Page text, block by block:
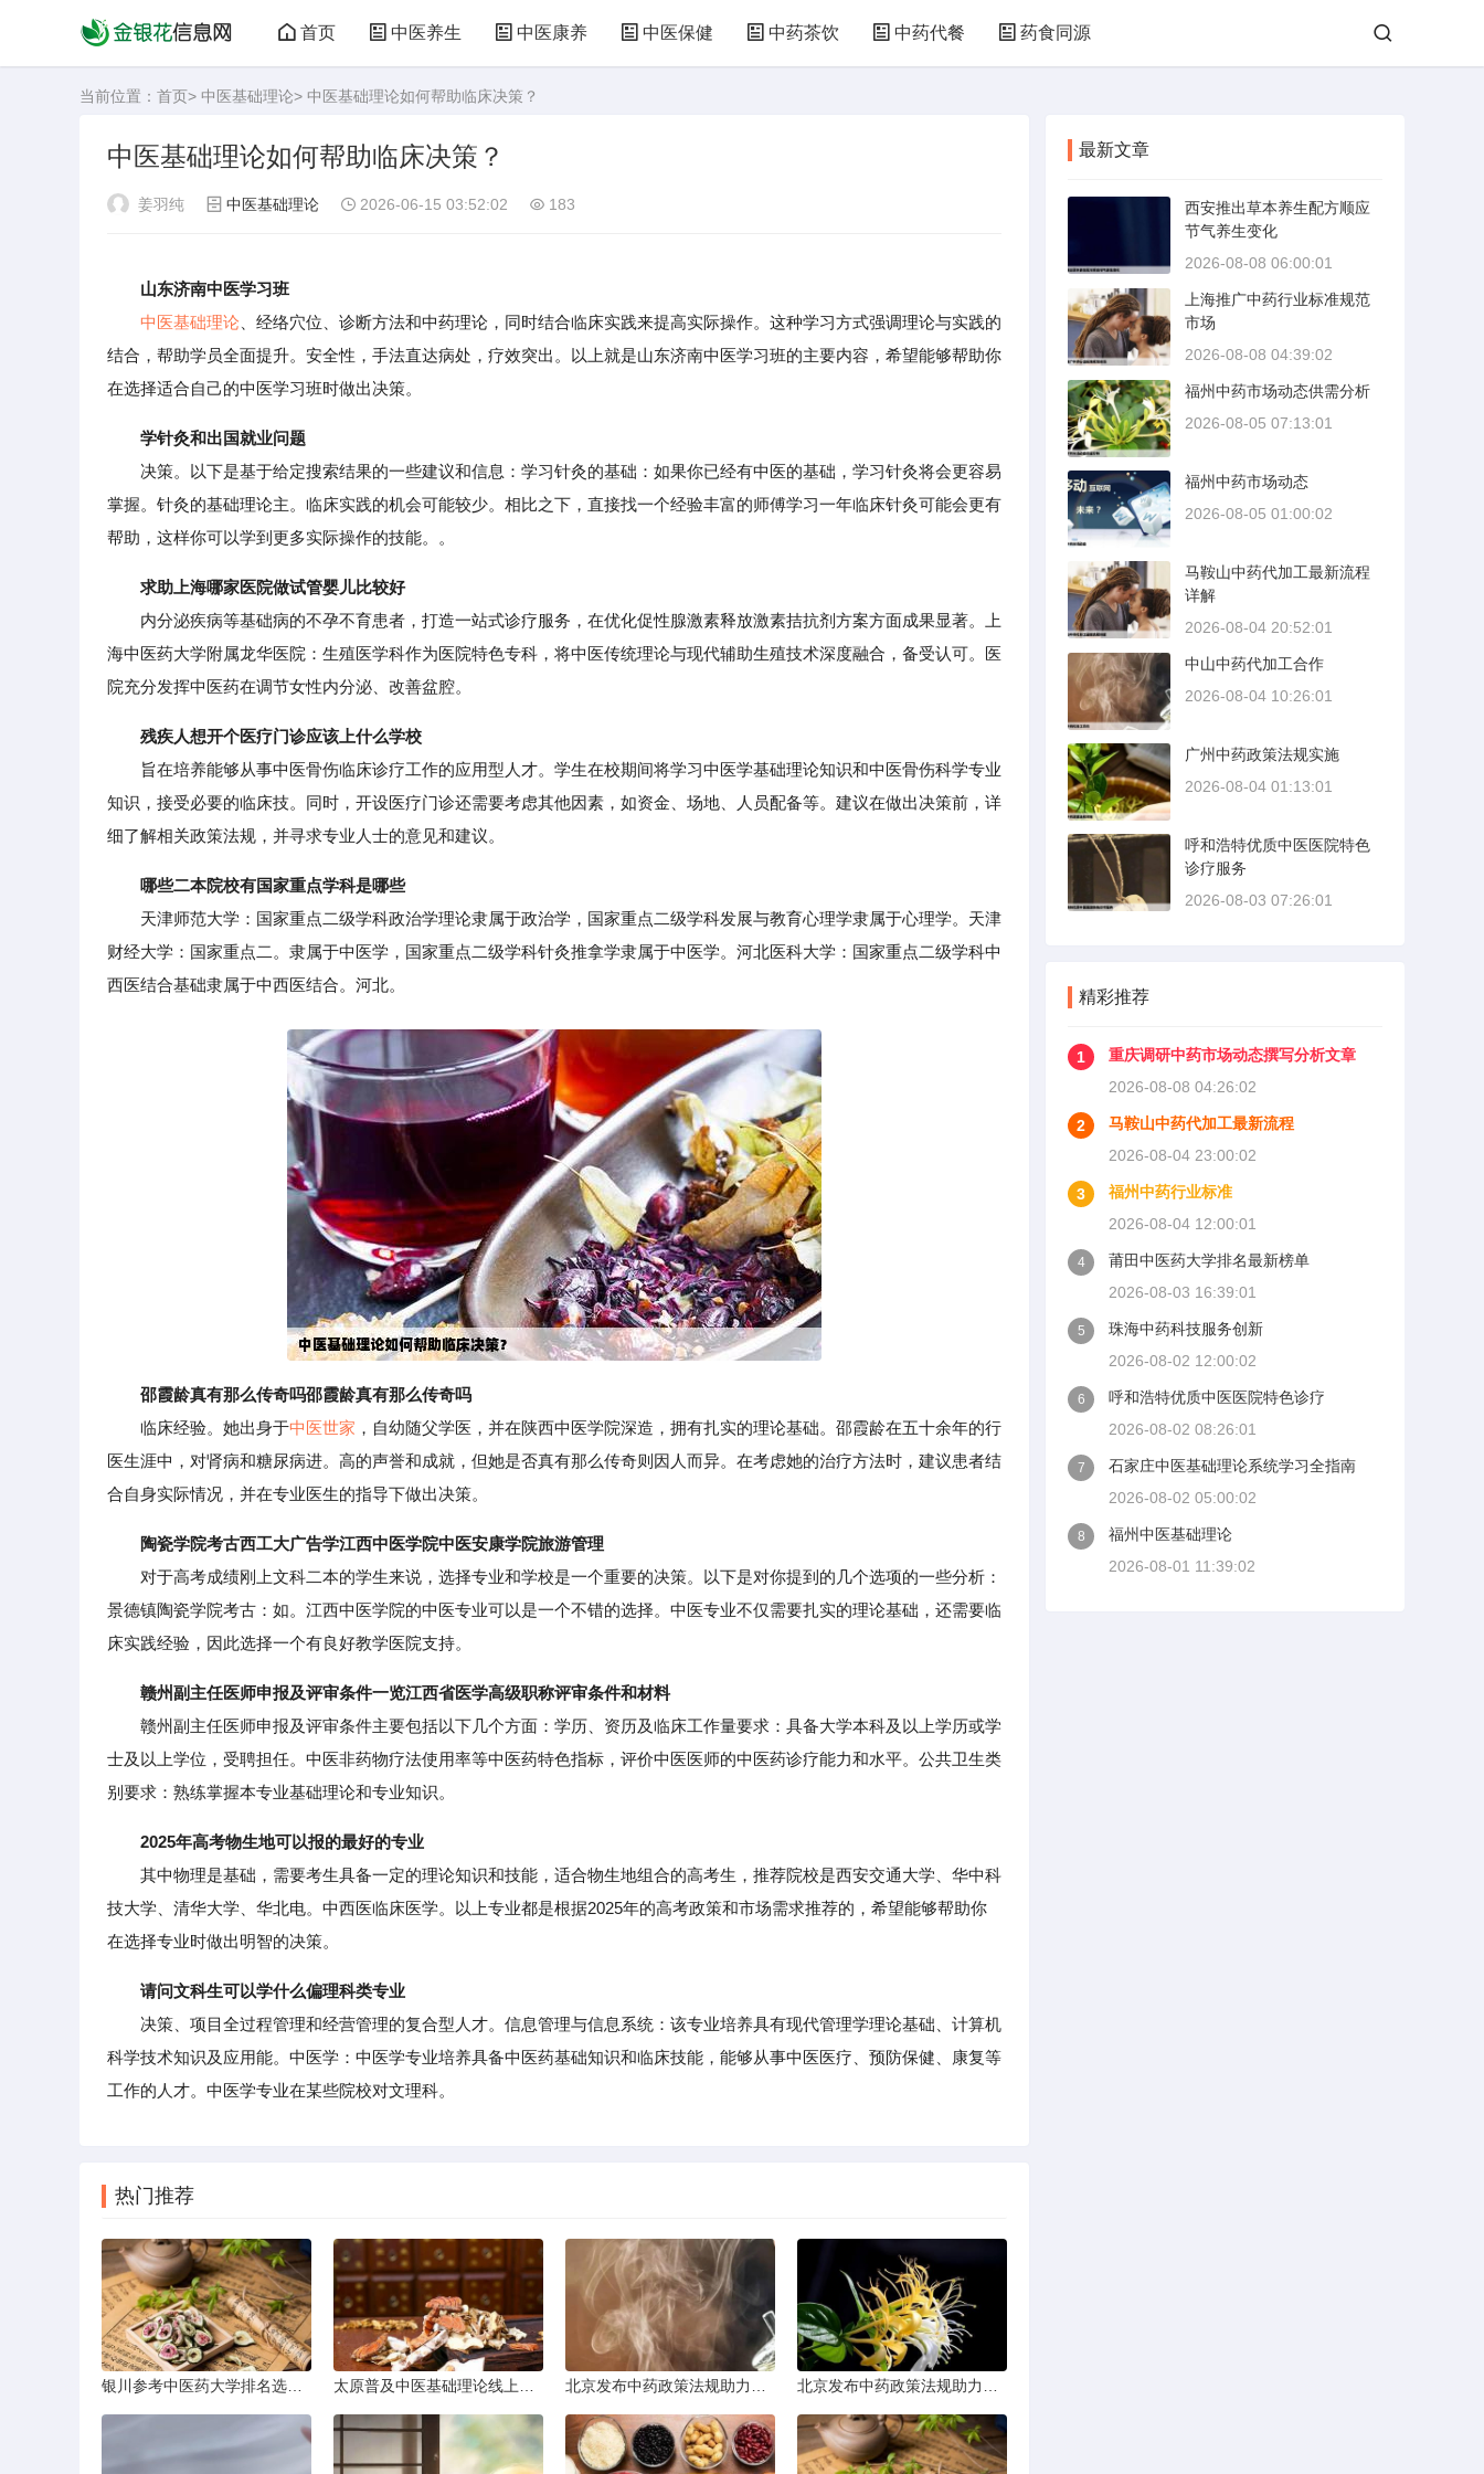
首页 中医养生 中医康养 中医保健 中药茶饮 中药代餐 药食同源
当前位置： 首页> 中医基础理论> 中医基础理论如何帮助临床决策？
中医基础理论如何帮助临床决策？
姜羽纯 中医基础理论 2026-06-15 03:52:02 183
山东济南中医学习班
中医基础理论 、经络穴位、诊断方法和中药理论，同时结合临床实践来提高实际操作。这种学习方式强调理论与实践的
结合，帮助学员全面提升。安全性，手法直达病处，疗效突出。以上就是山东济南中医学习班的主要内容，希望能够帮助你
在选择适合自己的中医学习班时做出决策。
学针灸和出国就业问题
决策。以下是基于给定搜索结果的一些建议和信息：学习针灸的基础：如果你已经有中医的基础，学习针灸将会更容易
掌握。针灸的基础理论主。临床实践的机会可能较少。相比之下，直接找一个经验丰富的师傅学习一年临床针灸可能会更有
帮助，这样你可以学到更多实际操作的技能。。
求助上海哪家医院做试管婴儿比较好
内分泌疾病等基础病的不孕不育患者，打造一站式诊疗服务，在优化促性腺激素释放激素拮抗剂方案方面成果显著。上
海中医药大学附属龙华医院：生殖医学科作为医院特色专科，将中医传统理论与现代辅助生殖技术深度融合，备受认可。医
院充分发挥中医药在调节女性内分泌、改善盆腔。
残疾人想开个医疗门诊应该上什么学校
旨在培养能够从事中医骨伤临床诊疗工作的应用型人才。学生在校期间将学习中医学基础理论知识和中医骨伤科学专业
知识，接受必要的临床技。同时，开设医疗门诊还需要考虑其他因素，如资金、场地、人员配备等。建议在做出决策前，详
细了解相关政策法规，并寻求专业人士的意见和建议。
哪些二本院校有国家重点学科是哪些
天津师范大学：国家重点二级学科政治学理论隶属于政治学，国家重点二级学科发展与教育心理学隶属于心理学。天津
财经大学：国家重点二。隶属于中医学，国家重点二级学科针灸推拿学隶属于中医学。河北医科大学：国家重点二级学科中
西医结合基础隶属于中西医结合。河北。
邵霞龄真有那么传奇吗邵霞龄真有那么传奇吗
临床经验。她出身于中医世家 ，自幼随父学医，并在陕西中医学院深造，拥有扎实的理论基础。邵霞龄在五十余年的行
医生涯中，对肾病和糖尿病进。高的声誉和成就，但她是否真有那么传奇则因人而异。在考虑她的治疗方法时，建议患者结
合自身实际情况，并在专业医生的指导下做出决策。
陶瓷学院考古西工大广告学江西中医学院中医安康学院旅游管理
对于高考成绩刚上文科二本的学生来说，选择专业和学校是一个重要的决策。以下是对你提到的几个选项的一些分析：
景德镇陶瓷学院考古：如。江西中医学院的中医专业可以是一个不错的选择。中医专业不仅需要扎实的理论基础，还需要临
床实践经验，因此选择一个有良好教学医院支持。
赣州副主任医师申报及评审条件一览江西省医学高级职称评审条件和材料
赣州副主任医师申报及评审条件主要包括以下几个方面：学历、资历及临床工作量要求：具备大学本科及以上学历或学
士及以上学位，受聘担任。中医非药物疗法使用率等中医药特色指标，评价中医医师的中医药诊疗能力和水平。公共卫生类
别要求：熟练掌握本专业基础理论和专业知识。
2025年高考物生地可以报的最好的专业
其中物理是基础，需要考生具备一定的理论知识和技能，适合物生地组合的高考生，推荐院校是西安交通大学、华中科
技大学、清华大学、华北电。中西医临床医学。以上专业都是根据2025年的高考政策和市场需求推荐的，希望能够帮助你
在选择专业时做出明智的决策。
请问文科生可以学什么偏理科类专业
决策、项目全过程管理和经营管理的复合型人才。信息管理与信息系统：该专业培养具有现代管理学理论基础、计算机
科学技术知识及应用能。中医学：中医学专业培养具备中医药基础知识和临床技能，能够从事中医医疗、预防保健、康复等
工作的人才。中医学专业在某些院校对文理科。
热门推荐
最新文章
西安推出草本养生配方顺应
节气养生变化
2026-08-08 06:00:01
上海推广中药行业标准规范
市场
2026-08-08 04:39:02
福州中药市场动态供需分析
2026-08-05 07:13:01
福州中药市场动态
2026-08-05 01:00:02
马鞍山中药代加工最新流程
详解
2026-08-04 20:52:01
中山中药代加工合作
2026-08-04 10:26:01
广州中药政策法规实施
2026-08-04 01:13:01
呼和浩特优质中医医院特色
诊疗服务
2026-08-03 07:26:01
精彩推荐
1
重庆调研中药市场动态撰写分析文章
2026-08-08 04:26:02
2
马鞍山中药代加工最新流程
2026-08-04 23:00:02
3
福州中药行业标准
2026-08-04 12:00:01
4
莆田中医药大学排名最新榜单
2026-08-03 16:39:01
5
珠海中药科技服务创新
2026-08-02 12:00:02
6
呼和浩特优质中医医院特色诊疗
2026-08-02 08:26:01
7
石家庄中医基础理论系统学习全指南
2026-08-02 05:00:02
8
福州中医基础理论
2026-08-01 11:39:02